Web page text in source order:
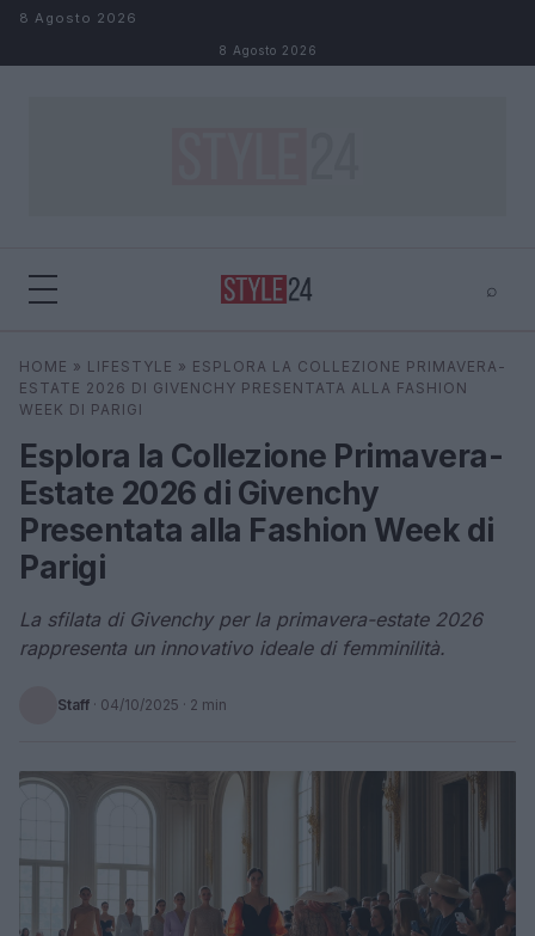
Salta al contenuto
8 Agosto 2026
8 Agosto 2026
⌕
Cerca ⌕ ×
HOME » LIFESTYLE » ESPLORA LA COLLEZIONE PRIMAVERA-
ESTATE 2026 DI GIVENCHY PRESENTATA ALLA FASHION
WEEK DI PARIGI
Esplora la Collezione Primavera-
Estate 2026 di Givenchy
Presentata alla Fashion Week di
Parigi
La sfilata di Givenchy per la primavera-estate 2026
rappresenta un innovativo ideale di femminilità.
Staff · 04/10/2025 · 2 min